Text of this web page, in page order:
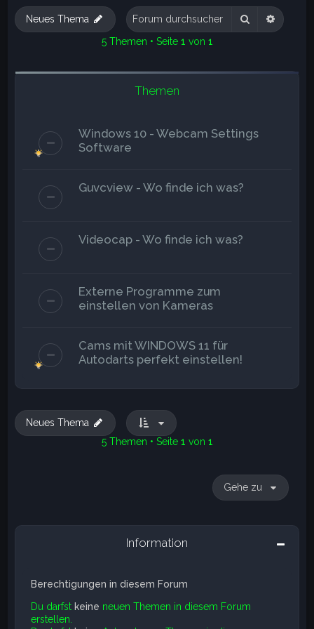
Neues Thema Suche
5 Themen • Seite 1 von 1
Themen
Windows 10 - Webcam Settings
Software
Guvcview - Wo finde ich was?
Videocap - Wo finde ich was?
Externe Programme zum
einstellen von Kameras
Cams mit WINDOWS 11 für
Autodarts perfekt einstellen!
Neues Thema
5 Themen • Seite 1 von 1
Gehe zu
Information
Berechtigungen in diesem Forum
Du darfstkeine neuen Themen in diesem Forum
erstellen.